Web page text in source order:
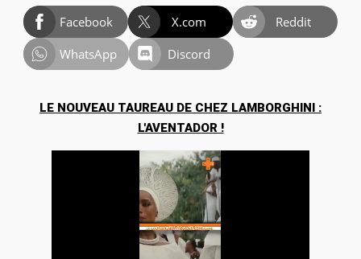
Facebook X.com
Reddit
WhatsApp
Discord
LE NOUVEAU TAUREAU DE CHEZ LAMBORGHINI :
L'AVENTADOR !